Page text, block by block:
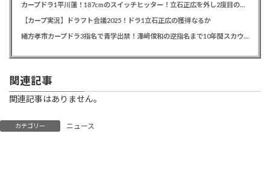
カープドラ1平川蓮！187cmのスイッチヒッター！立石正広を外し2度目の重複も新井監督がクジを引き当てる！【ドラフト会議2025】
【カープ実況】ドラフト会議2025！ドラ1立石正広の獲得なるか
緒方孝市カープドラ3指名で青学出禁！澤﨑俊和の逆指名まで10年間スカウト出禁
関連記事
関連記事はありません。
カテゴリー ニュース